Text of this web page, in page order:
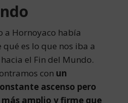
a Hornoyaco había
es lo que nos iba a
el Fin del Mundo.
con un
ascenso pero
amplio y firme que